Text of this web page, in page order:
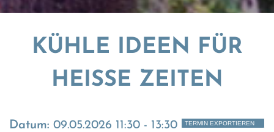
KÜHLE IDEEN FÜR
HEISSE ZEITEN
Datum: 09.05.2026 11:30 - 13:30 TERMIN EXPORTIEREN